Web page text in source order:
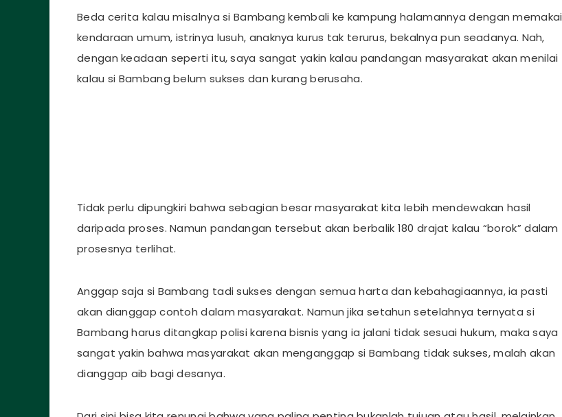
Beda cerita kalau misalnya si Bambang kembali ke kampung halamannya dengan memakai
kendaraan umum, istrinya lusuh, anaknya kurus tak terurus, bekalnya pun seadanya. Nah,
dengan keadaan seperti itu, saya sangat yakin kalau pandangan masyarakat akan menilai
kalau si Bambang belum sukses dan kurang berusaha.
Tidak perlu dipungkiri bahwa sebagian besar masyarakat kita lebih mendewakan hasil
daripada proses. Namun pandangan tersebut akan berbalik 180 drajat kalau “borok” dalam
prosesnya terlihat.
Anggap saja si Bambang tadi sukses dengan semua harta dan kebahagiaannya, ia pasti
akan dianggap contoh dalam masyarakat. Namun jika setahun setelahnya ternyata si
Bambang harus ditangkap polisi karena bisnis yang ia jalani tidak sesuai hukum, maka saya
sangat yakin bahwa masyarakat akan menganggap si Bambang tidak sukses, malah akan
dianggap aib bagi desanya.